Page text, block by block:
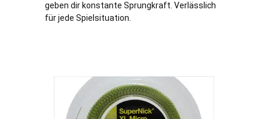
geben dir konstante Sprungkraft. Verlässlich
für jede Spielsituation.